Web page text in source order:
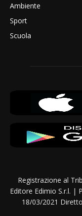
Ambiente
Sport
Scuola
Registrazione al
Editore Edimio S.r.l. |
18/03/2021